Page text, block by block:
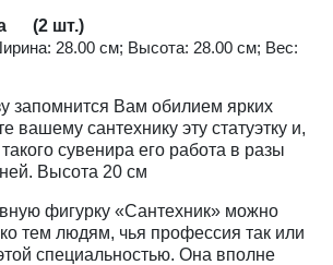
(2 шт.)
28.00 см; Высота: 28.00 см; Вес:
запомнится Вам обилием ярких
вашему сантехнику эту статуэтку и,
сувенира его работа в разы
Высота 20 см
фигурку «Сантехник» можно
тем людям, чья профессия так или
специальностью. Она вполне